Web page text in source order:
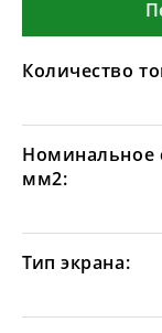
Количество
Номинальное
мм2:
Тип экрана: